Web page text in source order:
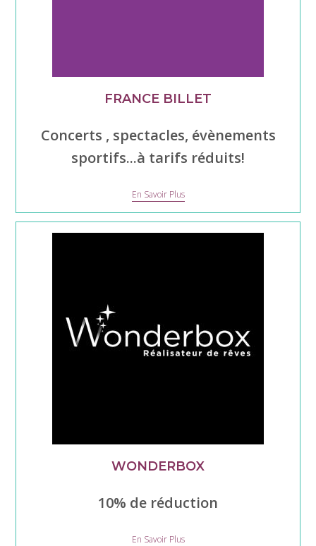
FRANCE BILLET
Concerts , spectacles, évènements
sportifs...à tarifs réduits!
En Savoir PlusFrance
Billet
WONDERBOX
10% de réduction
En Savoir PlusWonderbox